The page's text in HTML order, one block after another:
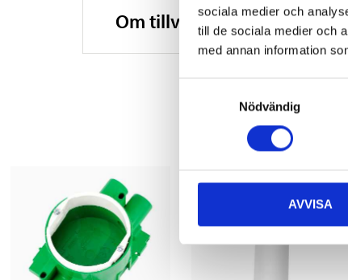
sociala medier och
till de sociala medier och
med annan information
Nödvändig
AVVISA
Om tillverkaren